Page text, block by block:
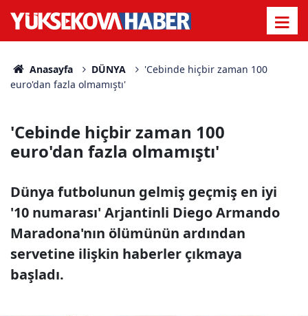
Anasayfa DÜNYA
'Cebinde hiçbir zaman 100
euro'dan fazla olmamıştı'
'Cebinde hiçbir zaman 100
euro'dan fazla olmamıştı'
Dünya futbolunun gelmiş geçmiş en iyi
'10 numarası' Arjantinli Diego Armando
Maradona'nın ölümünün ardından
servetine ilişkin haberler çıkmaya
başladı.